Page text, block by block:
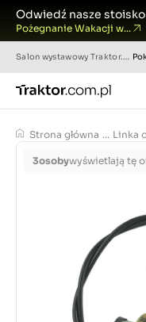
Odwiedź nasze stoisko
Pożegnanie Wakacji w...
Salon wystawowy Traktor.com.pl
Strona główna ... Linka
3osobywyświetlają tę